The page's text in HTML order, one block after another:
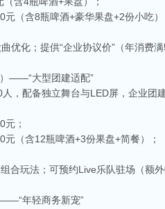
元（含8瓶啤酒+豪华果盘+2份小吃
优化；提供“企业协议价”（年消费
——“大型团建适配”
，配备独立舞台与LED屏，企业团
；
（含12瓶啤酒+3份果盘+简餐）；
合玩法；可预约Live乐队驻场（额
年轻商务新宠”